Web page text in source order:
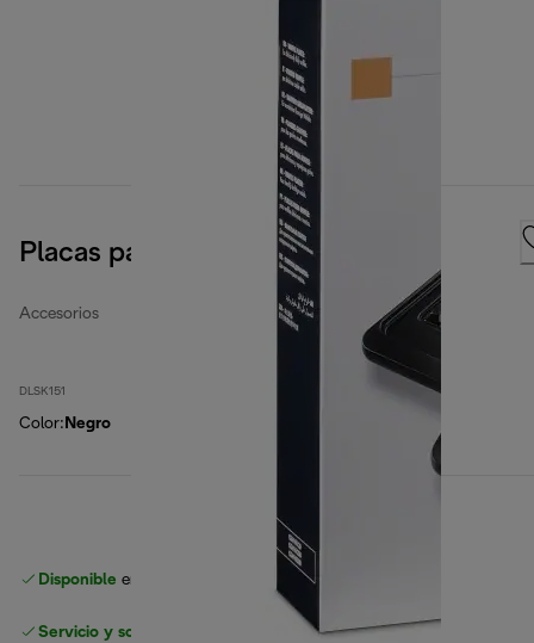
Placas para gofres
Accesorios
DLSK151
Color: Negro
Disponible en nuestros minoristas de confianza
Servicio y soporte sin complicaciones